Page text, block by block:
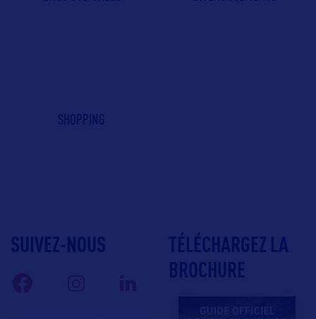
SHOPPING
SUIVEZ-NOUS
TÉLÉCHARGEZ LA
BROCHURE